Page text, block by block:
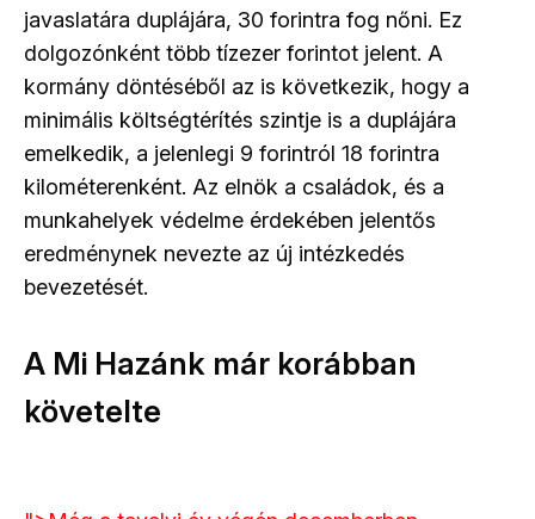
javaslatára duplájára, 30 forintra fog nőni. Ez
dolgozónként több tízezer forintot jelent. A
kormány döntéséből az is következik, hogy a
minimális költségtérítés szintje is a duplájára
emelkedik, a jelenlegi 9 forintról 18 forintra
kilométerenként. Az elnök a családok, és a
munkahelyek védelme érdekében jelentős
eredménynek nevezte az új intézkedés
bevezetését.
A Mi Hazánk már korábban
követelte